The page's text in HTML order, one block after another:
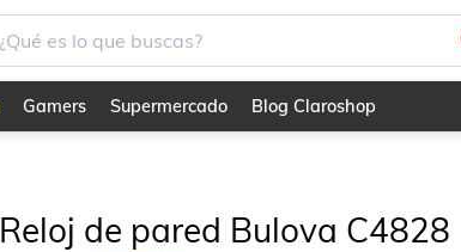
Gamers Supermercado Blog Claroshop
Reloj de pared Bulova C4828